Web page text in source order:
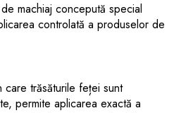
machiaj concepută special
controlată a produselor de
trăsăturile feței sunt
permite aplicarea exactă a